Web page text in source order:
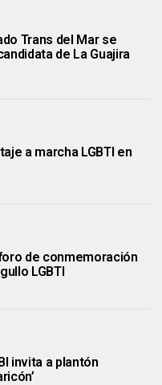
Trans del Mar se
de La Guajira
a marcha LGBTI en
de conmemoración
LGBTI
invita a plantón